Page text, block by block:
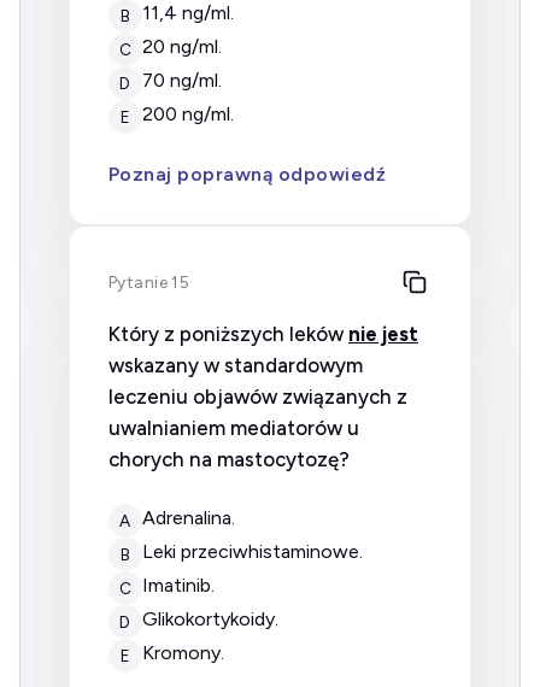
B 11,4 ng/ml.
C 20 ng/ml.
D 70 ng/ml.
E 200 ng/ml.
Poznaj poprawną odpowiedź
Pytanie 15
Który z poniższych leków nie jest
wskazany w standardowym
leczeniu objawów związanych z
uwalnianiem mediatorów u
chorych na mastocytozę?
A adrenalina.
B leki przeciwhistaminowe.
C imatinib.
D glikokortykoidy.
E kromony.